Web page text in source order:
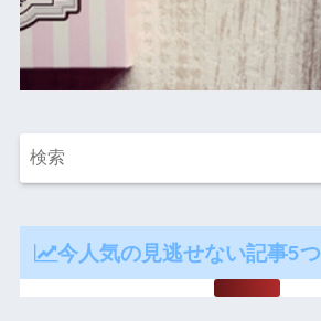
今人気の見逃せない記事5つ